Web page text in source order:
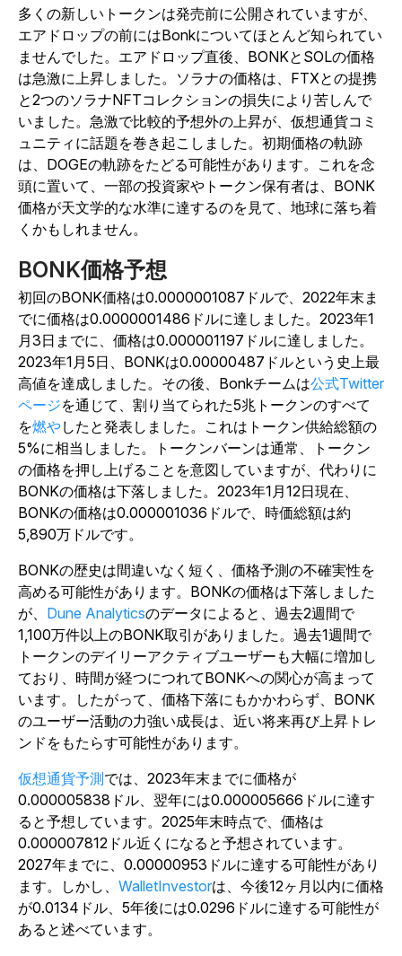
多くの新しいトークンは発売前に公開されていますが、
エアドロップの前にはBonkについてほとんど知られてい
ませんでした。エアドロップ直後、BONKとSOLの価格
は急激に上昇しました。ソラナの価格は、FTXとの提携
と2つのソラナNFTコレクションの損失により苦しんで
いました。急激で比較的予想外の上昇が、仮想通貨コミ
ュニティに話題を巻き起こしました。初期価格の軌跡
は、DOGEの軌跡をたどる可能性があります。これを念
頭に置いて、一部の投資家やトークン保有者は、BONK
価格が天文学的な水準に達するのを見て、地球に落ち着
くかもしれません。
BONK価格予想
初回のBONK価格は0.0000001087ドルで、2022年末ま
でに価格は0.0000001486ドルに達しました。2023年1
月3日までに、価格は0.000001197ドルに達しました。
2023年1月5日、BONKは0.00000487ドルという史上最
高値を達成しました。その後、Bonkチームは公式Twitter
ページを通じて、割り当てられた5兆トークンのすべて
を燃やしたと発表しました。これはトークン供給総額の
5%に相当しました。トークンバーンは通常、トークン
の価格を押し上げることを意図していますが、代わりに
BONKの価格は下落しました。2023年1月12日現在、
BONKの価格は0.000001036ドルで、時価総額は約
5,890万ドルです。
BONKの歴史は間違いなく短く、価格予測の不確実性を
高める可能性があります。BONKの価格は下落しました
が、 Dune Analyticsのデータによると、過去2週間で
1,100万件以上のBONK取引がありました。過去1週間で
トークンのデイリーアクティブユーザーも大幅に増加し
ており、時間が経つにつれてBONKへの関心が高まって
います。したがって、価格下落にもかかわらず、BONK
のユーザー活動の力強い成長は、近い将来再び上昇トレ
ンドをもたらす可能性があります。
仮想通貨予測 では、2023年末までに価格が
0.000005838ドル、翌年には0.000005666ドルに達す
ると予想しています。2025年末時点で、価格は
0.000007812ドル近くになると予想されています。
2027年までに、0.00000953ドルに達する可能性があり
ます。しかし、 WalletInvestorは、今後12ヶ月以内に価格
が0.0134ドル、5年後には0.0296ドルに達する可能性が
あると述べています。